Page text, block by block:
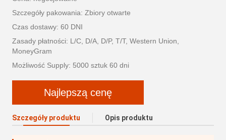
Szczegóły pakowania: Zbiory otwarte
Czas dostawy: 60 DNI
Zasady płatności: L/C, D/A, D/P, T/T, Western Union,
MoneyGram
Możliwość Supply: 5000 sztuk 60 dni
Najlepszą cenę
Szczegóły produktu Opis produktu